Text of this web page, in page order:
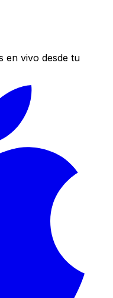
en vivo desde tu